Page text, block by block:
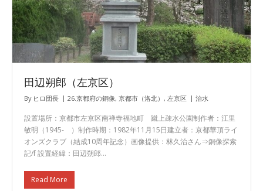
田辺朔郎（左京区）
By ヒロ団長 26.京都府の銅像, 京都市（洛北） , 左京区 治水
設置場所：京都市左京区南禅寺福地町 蹴上疎水公園制作者：江里
敏明（1945- ）制作時期：1982年11月15日建立者：京都華頂ライ
オンズクラブ（結成10周年記念）画像提供：林久治さん⇒銅像探索
記/f 設置経緯：田辺朔郎…
Read More